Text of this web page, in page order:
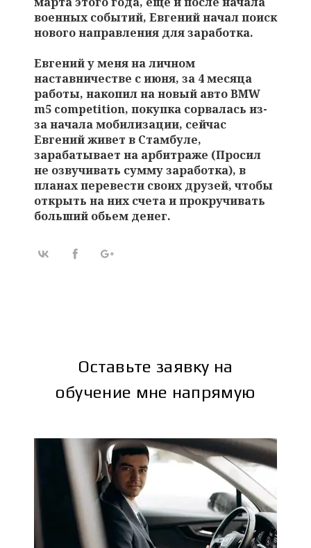
военных событий, Евгений начал поиск
нового направления для заработка.
Евгений у меня на личном
наставничестве с июня, за 4 месяца
работы, накопил на новый авто BMW
m5 competition, покупка сорвалась из-
за начала мобилизации, сейчас
Евгений живет в Стамбуле,
зарабатывает на арбитраже (Просил
не озвучивать сумму заработка), в
планах перевести своих друзей, чтобы
открыть на них счета и прокручивать
больший обьем денег.
Оставьте заявку на
обучение мне напрямую